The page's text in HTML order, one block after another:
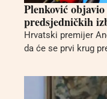
Plenković
predsjedničkih
Hrvatski premijer
da će se prvi krug